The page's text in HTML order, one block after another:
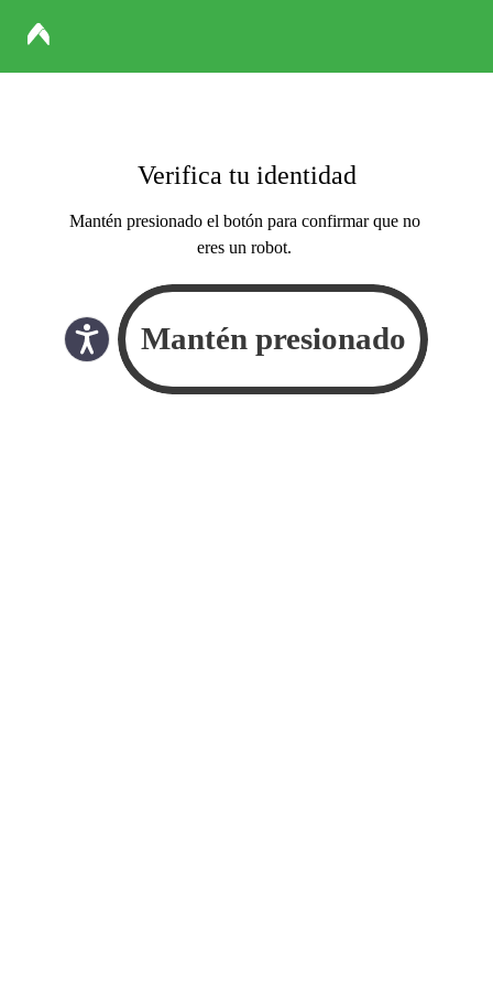
Verifica tu identidad
Mantén presionado el botón para confirmar que no
eres un robot.